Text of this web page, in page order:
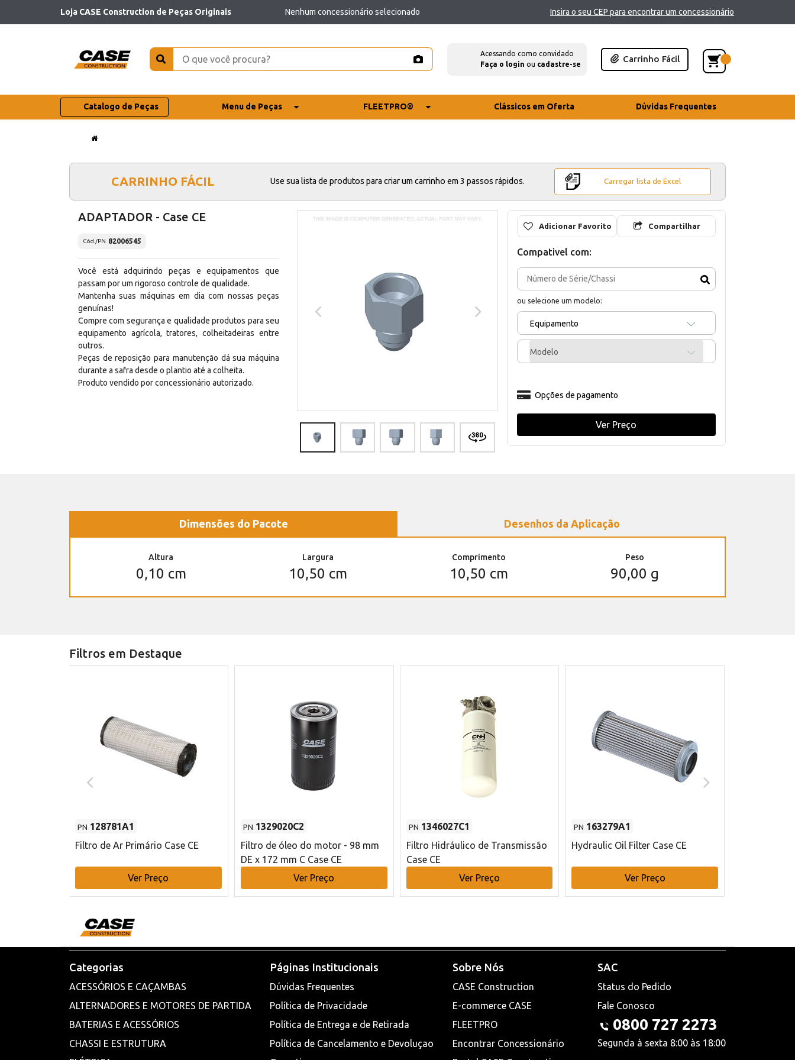
Loja CASE Construction de Peças Originais Nenhum concessionário selecionado Insira o seu CEP para encontrar um concessionário
Acessando como convidado
Faça o login ou cadastre-se
Carrinho Fácil
Catalogo de Peças Menu de Peças FLEETPRO® Clássicos em Oferta Dúvidas Frequentes
CARRINHO FÁCIL Use sua lista de produtos para criar um carrinho em 3 passos rápidos. Carregar lista de Excel
ADAPTADOR - Case CE
Cód./PN 82006545
Você está adquirindo peças e equipamentos que
passam por um rigoroso controle de qualidade.
Mantenha suas máquinas em dia com nossas peças
genuínas!
Compre com segurança e qualidade produtos para seu
equipamento agrícola, tratores, colheitadeiras entre
outros.
Peças de reposição para manutenção dá sua máquina
durante a safra desde o plantio até a colheita.
Produto vendido por concessionário autorizado.
Adicionar Favorito Compartilhar
Compativel com:
ou selecione um modelo:
Equipamento
Modelo
Opções de pagamento
Ver Preço
Dimensões do Pacote Desenhos da Aplicação
Altura
0,10 cm
Largura
10,50 cm
Comprimento
10,50 cm
Peso
90,00 g
Filtros em Destaque
PN 128781A1
Filtro de Ar Primário Case CE
Ver Preço
PN 1329020C2
Filtro de óleo do motor - 98 mm
DE x 172 mm C Case CE
Ver Preço
PN 1346027C1
Filtro Hidráulico de Transmissão
Case CE
Ver Preço
PN 163279A1
Hydraulic Oil Filter Case CE
Ver Preço
Categorias
ACESSÓRIOS E CAÇAMBAS
ALTERNADORES E MOTORES DE PARTIDA
BATERIAS E ACESSÓRIOS
CHASSI E ESTRUTURA
Páginas Institucionais
Dúvidas Frequentes
Política de Privacidade
Política de Entrega e de Retirada
Política de Cancelamento e Devoluçao
Sobre Nós
CASE Construction
E-commerce CASE
FLEETPRO
Encontrar Concessionário
SAC
Status do Pedido
Fale Conosco
0800 727 2273
Segunda à sexta 8:00 às 18:00